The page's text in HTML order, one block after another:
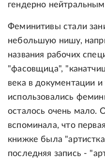
гендерно
Феминитивы стали
небольшую нишу,
названия рабочих
"фасовщица",
века в документации
использовались
осталось очень мало.
вспоминала, что
книжке была
последняя запись -